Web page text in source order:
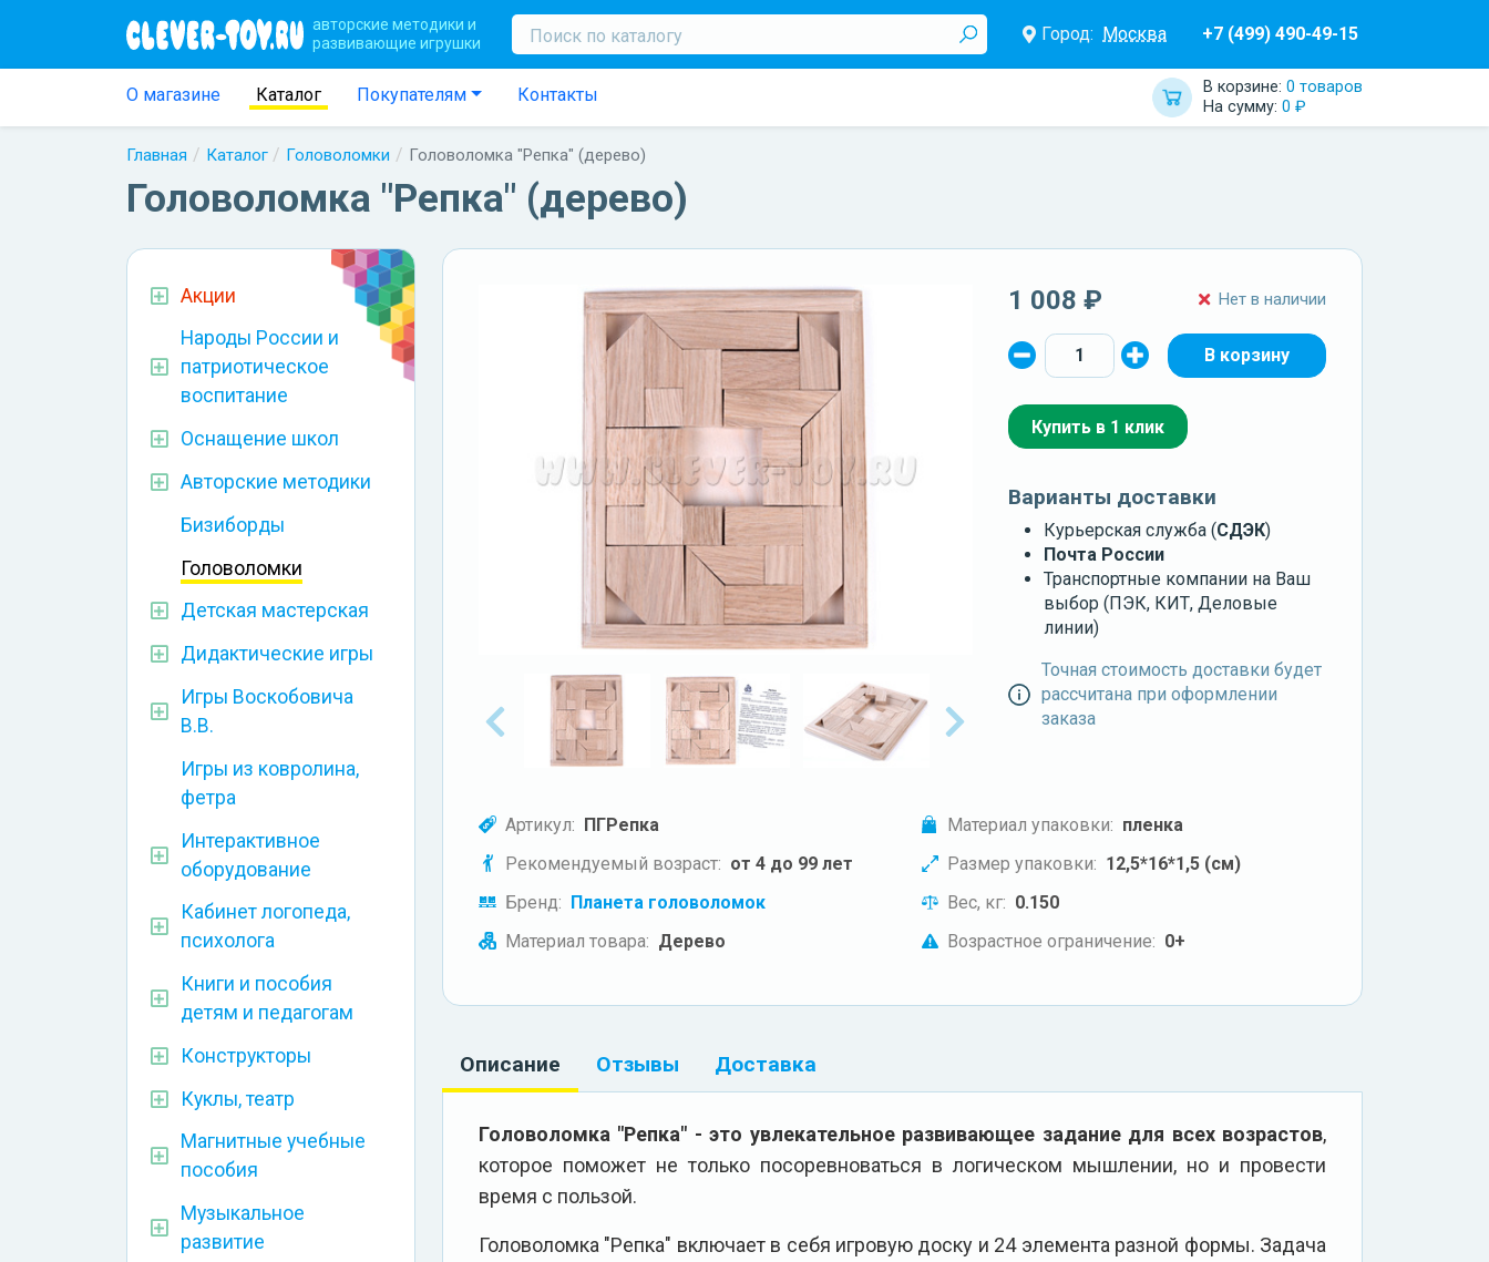
авторские методики и
развивающие игрушки
Город: Москва +7 (499) 490-49-15
О магазине Каталог Покупателям Контакты В корзине: 0 товаров
На сумму: 0 ₽
Главная Каталог Головоломки Головоломка "Репка" (дерево)
Головоломка "Репка" (дерево)
Акции
Народы России и
патриотическое
воспитание
Оснащение школ
Авторские методики
Бизиборды
Головоломки
Детская мастерская
Дидактические игры
Игры Воскобовича
В.В.
Игры из ковролина,
фетра
Интерактивное
оборудование
Кабинет логопеда,
психолога
Книги и пособия
детям и педагогам
Конструкторы
Куклы, театр
Магнитные учебные
пособия
Музыкальное
развитие
1 008 ₽ Нет в наличии
Купить в 1 клик
Варианты доставки
Курьерская служба (СДЭК)
Почта России
Транспортные компании на Ваш
выбор (ПЭК, КИТ, Деловые
линии)
Точная стоимость доставки будет
рассчитана при оформлении
заказа
Артикул: ПГРепка
Рекомендуемый возраст: от 4 до 99 лет
Бренд: Планета головоломок
Материал товара: Дерево
Материал упаковки: пленка
Размер упаковки: 12,5*16*1,5 (см)
Вес, кг: 0.150
Возрастное ограничение: 0+
Описание Отзывы Доставка
Головоломка "Репка" - это увлекательное развивающее задание для всех возрастов,
которое поможет не только посоревноваться в логическом мышлении, но и провести
время с пользой.
Головоломка "Репка" включает в себя игровую доску и 24 элемента разной формы. Задача